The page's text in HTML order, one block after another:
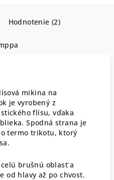
Hodnotenie (2)
mikina na
je vyrobený z
flísu, vďaka
Spodná strana je
termo trikotu, ktorý
brušnú oblasť a
od hlavy až po chvost.